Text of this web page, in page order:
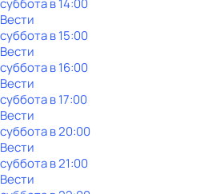
субботав14:00
Вести
субботав15:00
Вести
субботав16:00
Вести
субботав17:00
Вести
субботав20:00
Вести
субботав21:00
Вести